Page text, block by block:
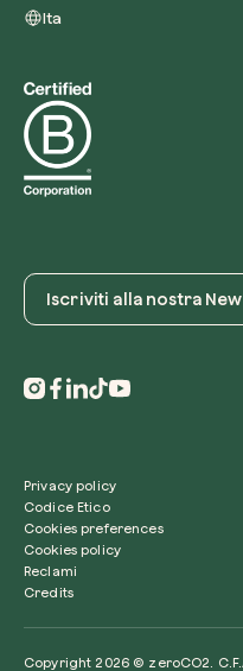
Ita
Iscriviti alla nostra
Privacy policy
Codice Etico
Cookies preferences
Cookies policy
Reclami
Credits
Copyright 2026 © zeroCO2. C.F./